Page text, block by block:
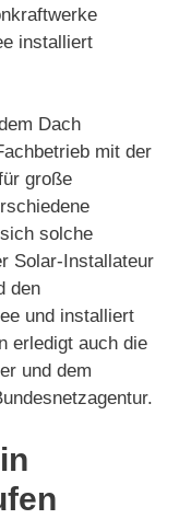
installiert
Dach
mit der
große
solche
Solar-Installateur
den
und installiert
erledigt auch die
und dem